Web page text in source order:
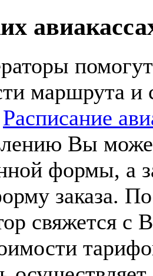
маршрута и
Расписание
Вы
формы, а
заказа.
свяжется с